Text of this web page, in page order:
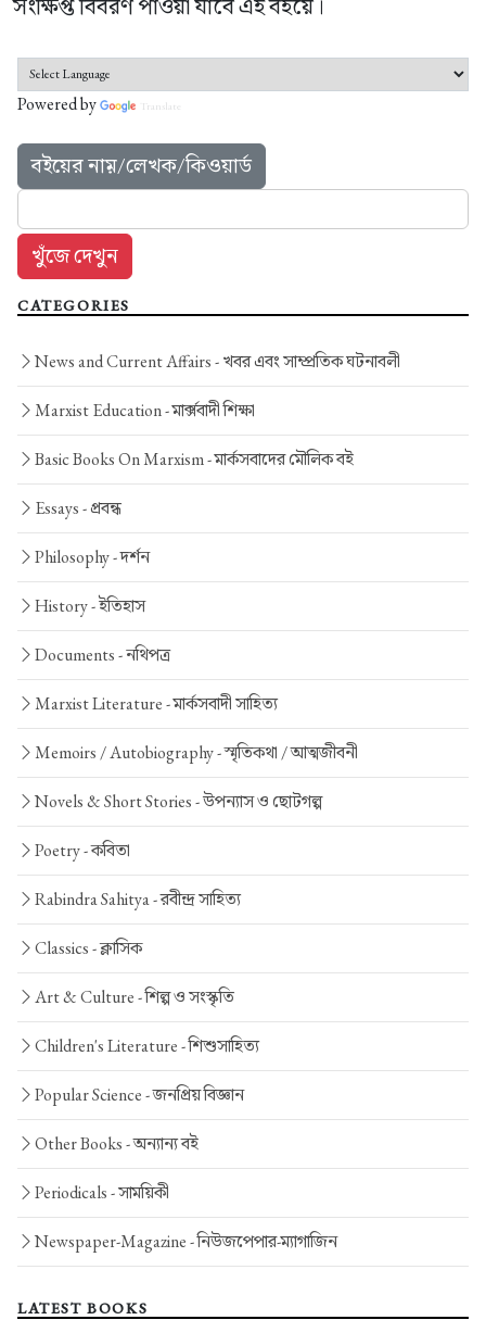
Powered by Translate
বইয়ের নাম়/লেখক/কিওয়ার্ড
CATEGORIES
News and Current Affairs -খবর এবং সাম্প্রতিক ঘটনাবলী
Marxist Education -মার্ক্সবাদী শিক্ষা
Basic Books On Marxism -মার্কসবাদের মৌলিক বই
Essays -প্রবন্ধ
Philosophy -দর্শন
History -ইতিহাস
Documents -নথিপত্র
Marxist Literature -মার্কসবাদী সাহিত্য
Memoirs / Autobiography -স্মৃতিকথা / আত্মজীবনী
Novels & Short Stories -উপন্যাস ও ছোটগল্প
Poetry -কবিতা
Rabindra Sahitya -রবীন্দ্র সাহিত্য
Classics -ক্লাসিক
Art & Culture -শিল্প ও সংস্কৃতি
Children's Literature -শিশুসাহিত্য
Popular Science -জনপ্রিয় বিজ্ঞান
Other Books -অন্যান্য বই
Periodicals -সাময়িকী
Newspaper-Magazine -নিউজপেপার-ম্যাগাজিন
LATEST BOOKS